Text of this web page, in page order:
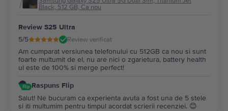
Black, 512 GB, Ca nou
Review S25 Ultra
5/5 Review verificat
Am cumparat versiunea telefonului cu 512GB ca nou si sunt
foarte multumit de el, nu are nici o zgarietura, battery health
ul este de 100% si merge perfect!
Raspuns Flip
Salut! Ne bucuram ca experienta avuta a fost una de 5 stele
si iti multumim pentru timpul acordat scrierii recenziei. 😊